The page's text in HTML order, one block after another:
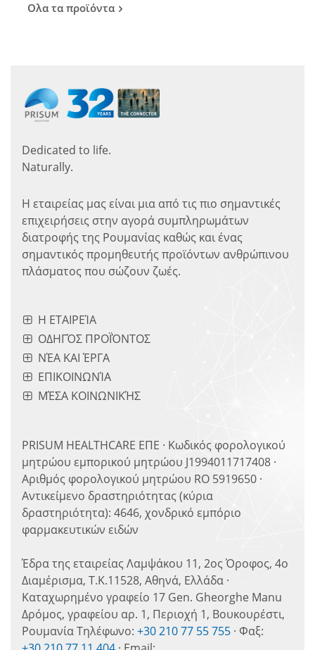
Ολα τα προϊόντα
Dedicated to life.
Naturally.
Η εταιρείας μας είναι μια από τις πιο σημαντικές
επιχειρήσεις στην αγορά συμπληρωμάτων
διατροφής της Ρουμανίας καθώς και ένας
σημαντικός προμηθευτής προϊόντων ανθρώπινου
πλάσματος που σώζουν ζωές.
Η ΕΤΑΙΡΕΊΑ
ΟΔΗΓΌΣ ΠΡΟΪΌΝΤΟΣ
ΝΈΑ ΚΑΙ ΈΡΓΑ
ΕΠΙΚΟΙΝΩΝΊΑ
ΜΈΣΑ ΚΟΙΝΩΝΙΚΉΣ
PRISUM HEALTHCARE ΕΠΕ · Κωδικός φορολογικού
μητρώου εμπορικού μητρώου J1994011717408 ·
Αριθμός φορολογικού μητρώου RO 5919650 ·
Αντικείμενο δραστηριότητας (κύρια
δραστηριότητα): 4646, χονδρικό εμπόριο
φαρμακευτικών ειδών
Έδρα της εταιρείας Λαμψάκου 11, 2ος Όροφος, 4ο
Διαμέρισμα, Τ.Κ.11528, Αθηνά, Ελλάδα ·
Καταχωρημένο γραφείο 17 Gen. Gheorghe Manu
Δρόμος, γραφείου αρ. 1, Περιοχή 1, Βουκουρέστι,
Ρουμανία Τηλέφωνο: +30 210 77 55 755 · Φαξ: